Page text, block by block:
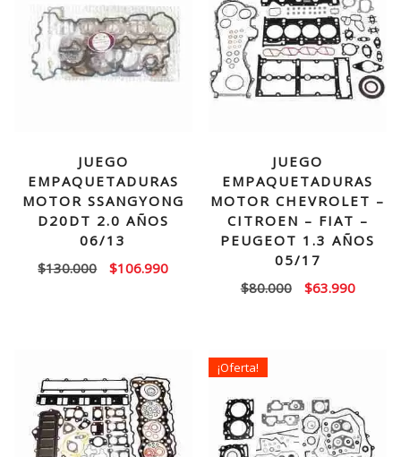
JUEGO
EMPAQUETADURAS
MOTOR SSANGYONG
D20DT 2.0 AÑOS
06/13
$130.000
El
$106.990El
$106.990.
JUEGO
EMPAQUETADURAS
MOTOR CHEVROLET –
CITROEN – FIAT –
PEUGEOT 1.3 AÑOS
05/17
$80.000
El
$63.990El
¡Oferta!